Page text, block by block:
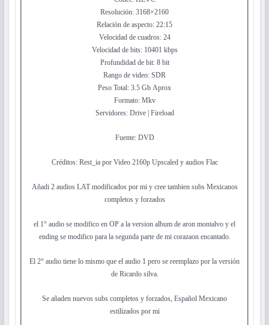
Resolución: 3168×2160
Relación de aspecto: 22:15
Velocidad de cuadros: 24
Velocidad de bits: 10401 kbps
Profundidad de bit: 8 bit
Rango de video: SDR
Peso Total: 3.5 Gb Aprox
Formato: Mkv
Servidores: Drive | Fireload
Fuente: DVD
Créditos: Rest_ia por Video 2160p Upscaled y audios Flac
Añadi 2 audios LAT modificados por mi y cree tambien subs Mexicanos
completos y forzados
el 1° audio se modifico en OP a la version album de aron montalvo y el
ending se modifico para la segunda parte de mi corazaon encantado.
El 2° audio tiene lo mismo que el audio 1 pero se reemplazo por la versión
de Ricardo silva.
Se añaden nuevos subs completos y forzados, Español Mexicano
estilizados por mi